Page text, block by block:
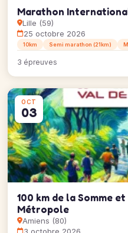
Marathon
Lille (59)
25 octobre 2026
10km Semi marathon (21km)
3 épreuves
OCT
03
100 km de la Somme
Métropole
Amiens (80)